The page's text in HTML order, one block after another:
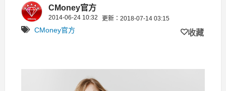
CMoney官方
2014-06-24 10:32 更新：2018-07-14 03:15
CMoney官方 收藏